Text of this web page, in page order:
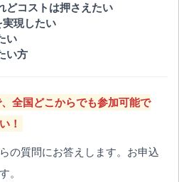
どコストは押さえたい
実現したい
い
い方
全国どこからでも参加可能で
！
の質問にお答えします。お申込
。